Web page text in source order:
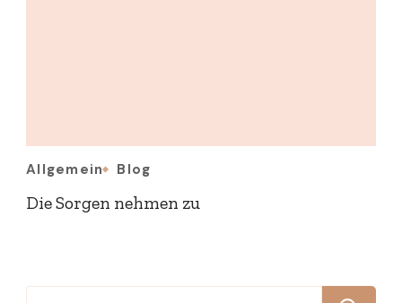
Allgemein Blog
Die Sorgen nehmen zu
Suchen